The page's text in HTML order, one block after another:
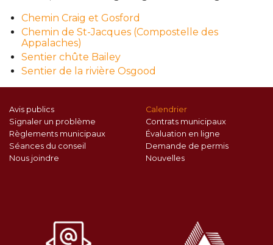
Chemin Craig et Gosford
Chemin de St-Jacques (Compostelle des
Appalaches)
Sentier chûte Bailey
Sentier de la rivière Osgood
Avis publics
Signaler un problème
Règlements municipaux
Séances du conseil
Nous joindre
Calendrier
Contrats municipaux
Évaluation en ligne
Demande de permis
Nouvelles